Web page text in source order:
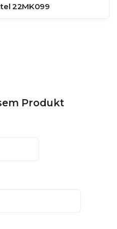
22MK099
Produkt